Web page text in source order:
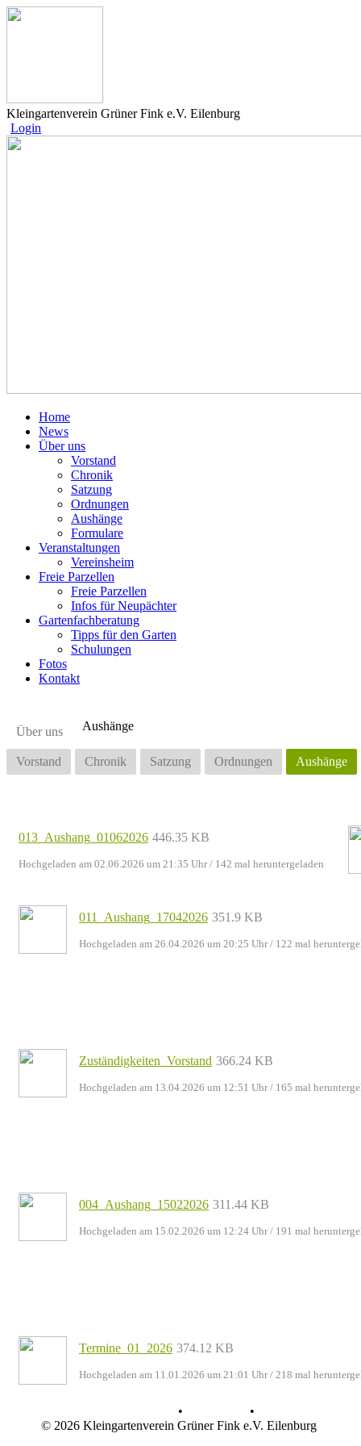
Kleingartenverein Grüner Fink e.V. Eilenburg
Login
Home
News
Über uns
Vorstand
Chronik
Satzung
Ordnungen
Aushänge
Formulare
Veranstaltungen
Vereinsheim
Freie Parzellen
Freie Parzellen
Infos für Neupächter
Gartenfachberatung
Tipps für den Garten
Schulungen
Fotos
Kontakt
Über uns
Vorstand Chronik Satzung Ordnungen Aushänge
Aushänge
013_Aushang_01062026 446.35 KB
Hochgeladen am 02.06.2026 um 21:35 Uhr/ 142 mal heruntergeladen
011_Aushang_17042026 351.9 KB
Hochgeladen am 26.04.2026 um 20:25 Uhr/ 122 mal
Zuständigkeiten_Vorstand 366.24 KB
Hochgeladen am 13.04.2026 um 12:51 Uhr/ 165 mal
004_Aushang_15022026 311.44 KB
Hochgeladen am 15.02.2026 um 12:24 Uhr/ 191 mal
Termine_01_2026 374.12 KB
Hochgeladen am 11.01.2026 um 21:01 Uhr/ 218 mal
•
•
© 2026 Kleingartenverein Grüner Fink e.V. Eilenburg